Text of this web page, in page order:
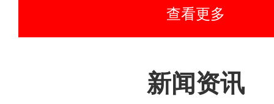
查看更多
新闻资讯